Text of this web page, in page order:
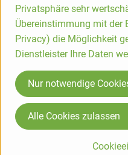
Das niederländische
mit über 35 Jahren
von Bioprodukten und ein
eating“ strebt TerraSana
Nachhaltigkeit, Genuss
Reine, gesunde und
aus. Von hausgemachten
japanische Spezialitäten,
Privatsphäre sehr
Übereinstimmung mit der
Privacy) die Möglichkeit
Dienstleister Ihre Daten
Nur notwendige
Alle Cookies zulassen